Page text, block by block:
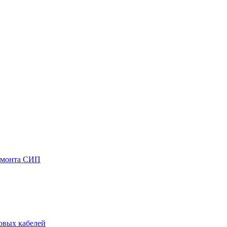
СИП
кабелей